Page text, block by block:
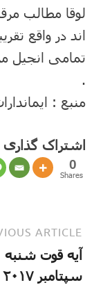
لوقا مطالب
اند در واقع
تمامی انجیل
.
منبع :
اشتراک گذاری
0
Shares
ARTICLE